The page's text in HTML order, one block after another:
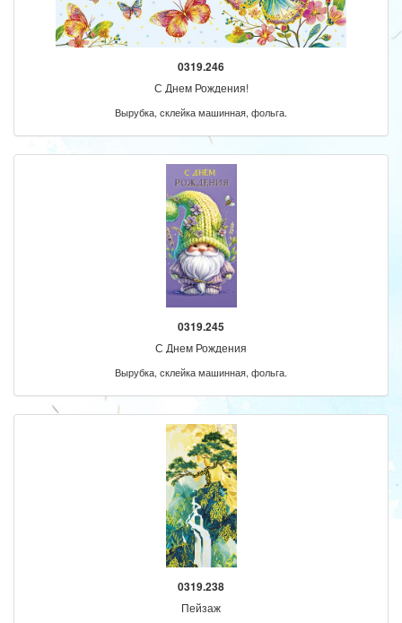
0319.246
С Днем Рождения!
Вырубка, склейка машинная, фольга.
0319.245
С Днем Рождения
Вырубка, склейка машинная, фольга.
0319.238
Пейзаж